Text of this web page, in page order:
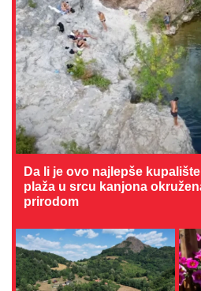
Da li je ovo najlepše
plaža u srcu kanjona
prirodom